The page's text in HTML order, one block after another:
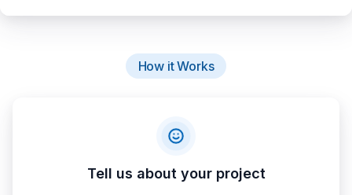
How it Works
Tell us about your project